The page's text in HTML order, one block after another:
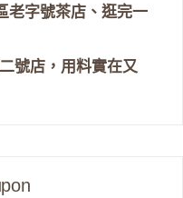
老字號茶店、逛完一
號店，用料實在又